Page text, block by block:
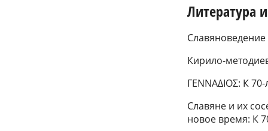
Литература
Кирило-
ΓΕΝΝΑΔΙΟΣ: К
Славяне и их
новое время: К